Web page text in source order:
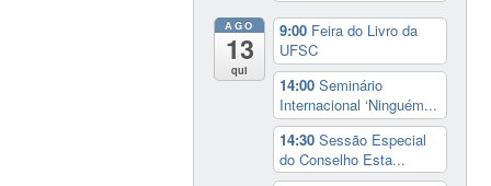
AGO
13
qui
9:00 Feira do Livro da
UFSC
14:00Seminário
Internacional ‘Ninguém...
14:30Sessão Especial
do Conselho Esta...